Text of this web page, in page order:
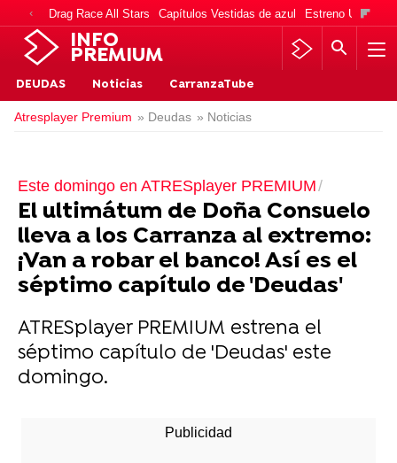
Drag Race All Stars Capítulos Vestidas de azul Estreno Una
INFO
PREMIUM
DEUDAS Noticias CarranzaTube
Atresplayer Premium » Deudas » Noticias
Este domingo en ATRESplayer PREMIUM
El ultimátum de Doña Consuelo
lleva a los Carranza al extremo:
¡Van a robar el banco! Así es el
séptimo capítulo de 'Deudas'
ATRESplayer PREMIUM estrena el
séptimo capítulo de 'Deudas' este
domingo.